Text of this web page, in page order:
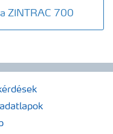
ZINTRAC 700